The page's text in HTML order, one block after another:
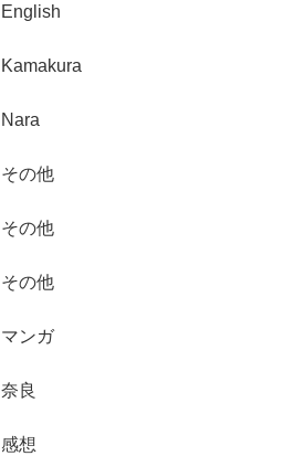
English
Kamakura
Nara
その他
その他
その他
マンガ
奈良
感想